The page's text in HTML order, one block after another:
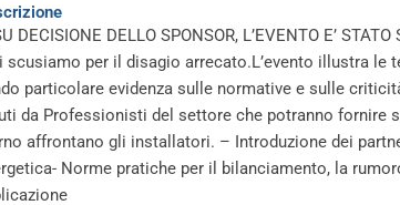
DECISIONE DELLO SPONSOR, L’EVENTO E’
scusiamo per il disagio arrecato.L’evento illustra
particolare evidenza sulle normative e sulle
da Professionisti del settore che potranno fornire
affrontano gli installatori. – Introduzione dei
Norme pratiche per il bilanciamento, la